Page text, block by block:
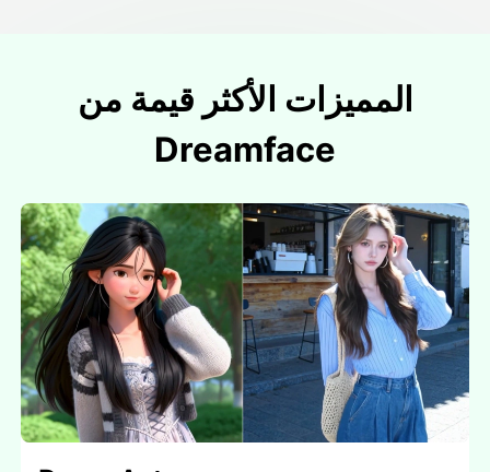
المميزات الأكثر قيمة من
Dreamface